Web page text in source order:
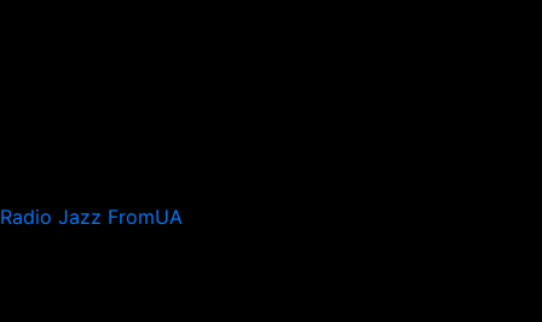
Radio Jazz FromUA